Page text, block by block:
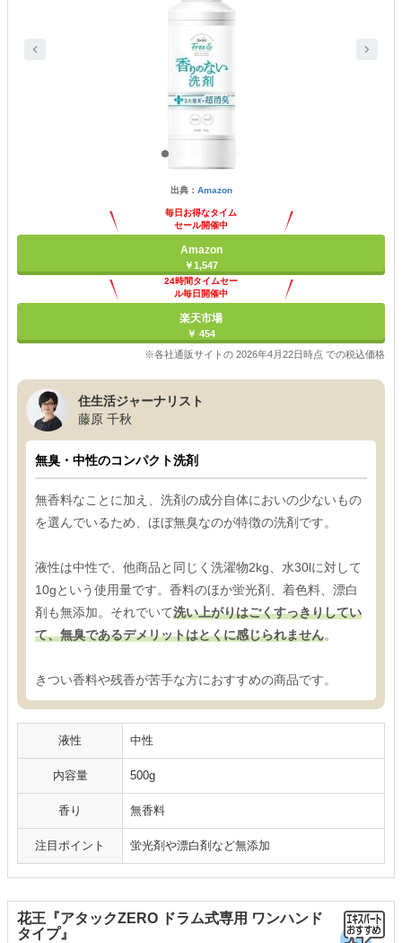
出典： Amazon
毎日お得なタイム
セール開催中
Amazon
￥1,547
24時間タイムセー
ル毎日開催中
楽天市場
￥ 454
※各社通販サイトの 2026年4月22日時点 での税込価格
住生活ジャーナリスト
藤原 千秋
無臭・中性のコンパクト洗剤
無香料なことに加え、洗剤の成分自体においの少ないもの
を選んでいるため、ほぼ無臭なのが特徴の洗剤です。
液性は中性で、他商品と同じく洗濯物2kg、水30lに対して
10gという使用量です。香料のほか蛍光剤、着色料、漂白
剤も無添加。それでいて洗い上がりはごくすっきりしてい
て、無臭であるデメリットはとくに感じられません。
きつい香料や残香が苦手な方におすすめの商品です。
液性 中性
内容量 500g
香り 無香料
注目ポイント 蛍光剤や漂白剤など無添加
花王『アタックZERO ドラム式専用 ワンハンド
タイプ』